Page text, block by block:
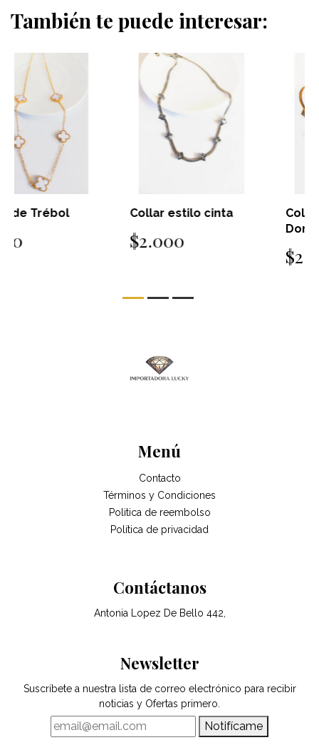
También te puede interesar:
Collar estilo cinta
$2.000
Collar estilo cinta
$2.000
Menú
Contacto
Términos y Condiciones
Politica de reembolso
Política de privacidad
Contáctanos
Antonia Lopez De Bello 442,
Newsletter
Suscríbete a nuestra lista de correo electrónico para recibir
noticias y Ofertas primero.
Notifícame